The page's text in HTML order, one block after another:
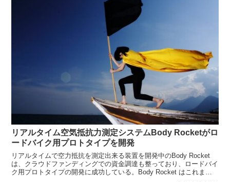
リアルタイム空気抵抗力測定システムBody Rocketがロ
ードバイク用プロトタイプを開発
リアルタイムで空力抵抗を測定出来る装置を開発中のBody Rocket
は、クラウドファンディングでの資金調達も整っており、ロードバイ
ク用プロトタイプの開発に成功している。Body Rocket はこれまで